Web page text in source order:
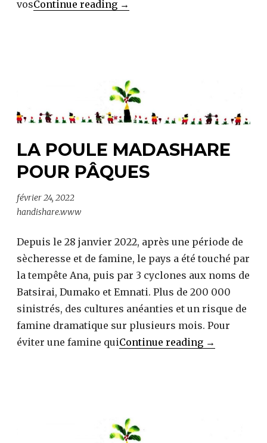
vosContinue reading Bilan
Pâques
2022
→
LA POULE MADASHARE
POUR PÂQUES
février 24, 2022
handishare.www
Depuis le 28 janvier 2022, après une période de
sècheresse et de famine, le pays a été touché par
la tempête Ana, puis par 3 cyclones aux noms de
Batsirai, Dumako et Emnati. Plus de 200 000
sinistrés, des cultures anéanties et un risque de
famine dramatique sur plusieurs mois. Pour
éviter une famine quiContinue reading La
→